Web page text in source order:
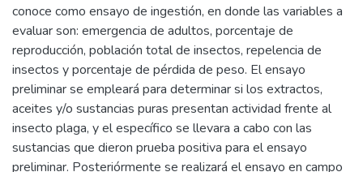
conoce como ensayo de ingestión, en donde las variables a
evaluar son: emergencia de adultos, porcentaje de
reproducción, población total de insectos, repelencia de
insectos y porcentaje de pérdida de peso. El ensayo
preliminar se empleará para determinar si los extractos,
aceites y/o sustancias puras presentan actividad frente al
insecto plaga, y el específico se llevara a cabo con las
sustancias que dieron prueba positiva para el ensayo
preliminar. Posteriórmente se realizará el ensayo en campo